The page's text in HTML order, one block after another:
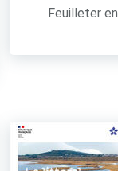
Feuilleter